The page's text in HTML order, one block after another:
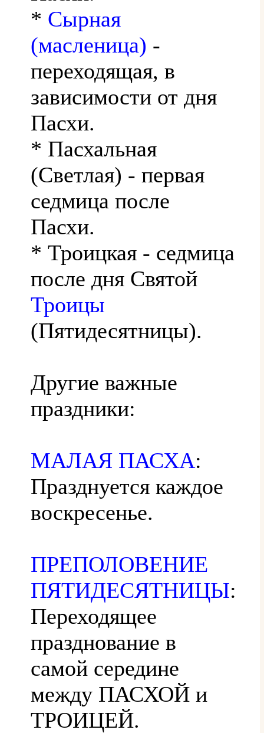
* Сырная
(масленица) -
переходящая, в
зависимости от дня
Пасхи.
* Пасхальная
(Светлая) - первая
седмица после
Пасхи.
* Троицкая - седмица
после дня Святой
Троицы
(Пятидесятницы).
Другие важные
праздники:
МАЛАЯ ПАСХА:
Празднуется каждое
воскресенье.
ПРЕПОЛОВЕНИЕ
ПЯТИДЕСЯТНИЦЫ:
Переходящее
празднование в
самой середине
между ПАСХОЙ и
ТРОИЦЕЙ.